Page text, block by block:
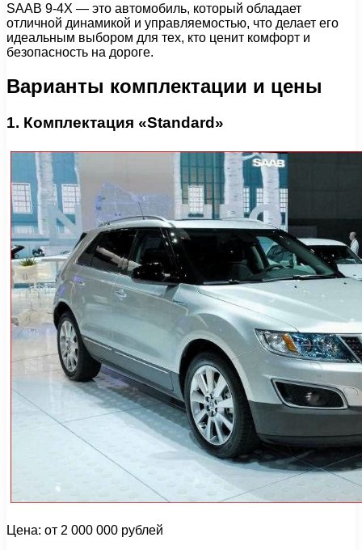
SAAB 9-4X — это автомобиль, который обладает
отличной динамикой и управляемостью, что делает его
идеальным выбором для тех, кто ценит комфорт и
безопасность на дороге.
Варианты комплектации и цены
1. Комплектация «Standard»
Цена: от 2 000 000 рублей